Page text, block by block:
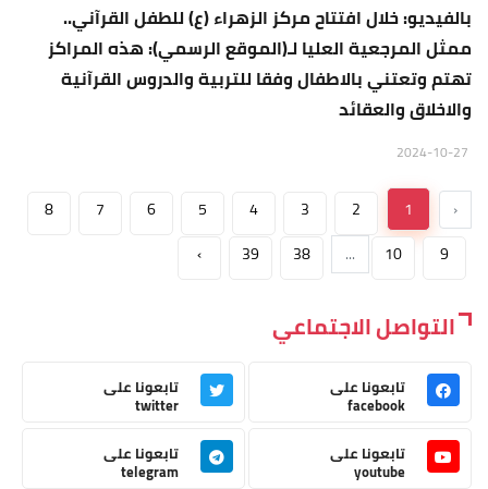
بالفيديو: خلال افتتاح مركز الزهراء (ع) للطفل القرآني..
ممثل المرجعية العليا لـ(الموقع الرسمي): هذه المراكز
تهتم وتعتني بالاطفال وفقا للتربية والدروس القرآنية
والاخلاق والعقائد
‹
1
2
3
4
5
6
7
8
9
10
...
38
39
›
التواصل الاجتماعي
تابعونا على
facebook
تابعونا على
twitter
تابعونا على
youtube
تابعونا على
telegram